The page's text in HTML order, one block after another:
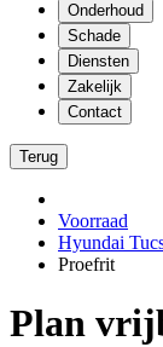
Onderhoud
Schade
Diensten
Zakelijk
Contact
Terug
Voorraad
Hyundai
Proefrit
Plan